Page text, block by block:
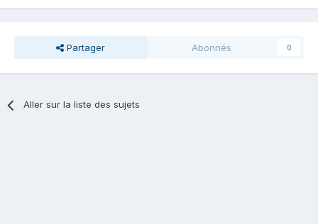
Partager Abonnés 0
Aller sur la liste des sujets